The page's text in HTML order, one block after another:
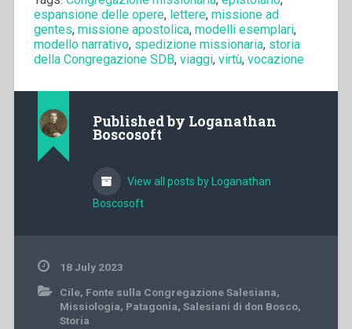
espansione delle opere, lettere, missione ad
gentes, missione apostolica, modelli esemplari,
modello narrativo, spedizione missionaria, storia
della Congregazione SDB, viaggi, virtù, vocazione
Published by Loganathan
Boscosoft
View all posts by Loganathan
Boscosoft
18 July 2023
Cile, Fonte sulla Congregazione Salesiana,
Missiologia, Patagonia, Salesiani di don Bosco,
Storia